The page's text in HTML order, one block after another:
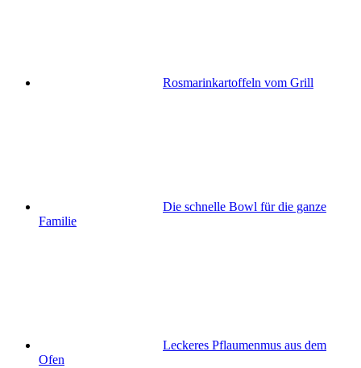
Rosmarinkartoffeln vom Grill
Die schnelle Bowl für die ganze
Familie
Leckeres Pflaumenmus aus dem
Ofen